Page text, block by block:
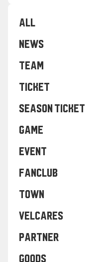
ALL
NEWS
TEAM
TICKET
SEASON TICKET
GAME
EVENT
FANCLUB
TOWN
VELCARES
PARTNER
GOODS